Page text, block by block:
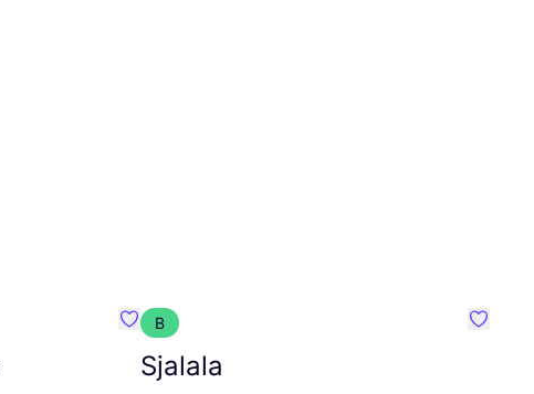
Favorit Merchant & Mills
B
Sjalala
Favorit